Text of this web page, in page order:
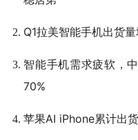
Q1拉美智能手机出货
智能手机需求疲软，
70%
苹果AI iPhone累计出